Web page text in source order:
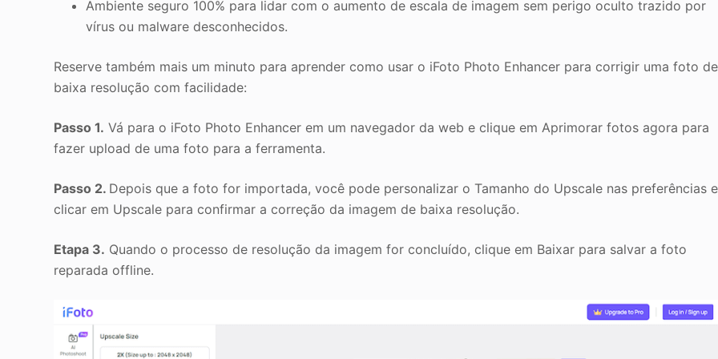
Ambiente seguro 100% para lidar com o aumento de escala de imagem sem perigo oculto trazido por
vírus ou malware desconhecidos.
Reserve também mais um minuto para aprender como usar o iFoto Photo Enhancer para corrigir uma foto de
baixa resolução com facilidade:
Passo 1. Vá para o iFoto Photo Enhancer em um navegador da web e clique em Aprimorar fotos agora para
fazer upload de uma foto para a ferramenta.
Passo 2. Depois que a foto for importada, você pode personalizar o Tamanho do Upscale nas preferências e
clicar em Upscale para confirmar a correção da imagem de baixa resolução.
Etapa 3. Quando o processo de resolução da imagem for concluído, clique em Baixar para salvar a foto
reparada offline.